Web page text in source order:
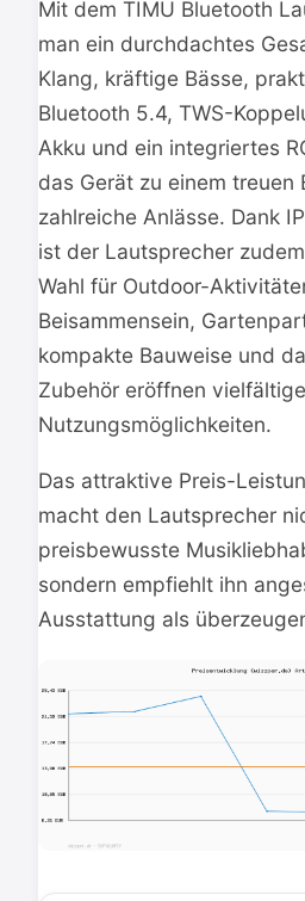
Mit dem TIMU Bluetooth
man ein durchdachtes
Klang, kräftige Bässe,
Bluetooth 5.4, TWS-
Akku und ein integriertes
das Gerät zu einem treuen
zahlreiche Anlässe. Dank
ist der Lautsprecher
Wahl für Outdoor-
Beisammensein,
kompakte Bauweise und
Zubehör eröffnen vielfältige
Nutzungsmöglichkeiten.
Das attraktive Preis-
macht den Lautsprecher
preisbewusste
sondern empfiehlt ihn
Ausstattung als